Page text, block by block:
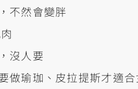
不然會變胖
沒人要
做瑜珈、皮拉提斯才適合